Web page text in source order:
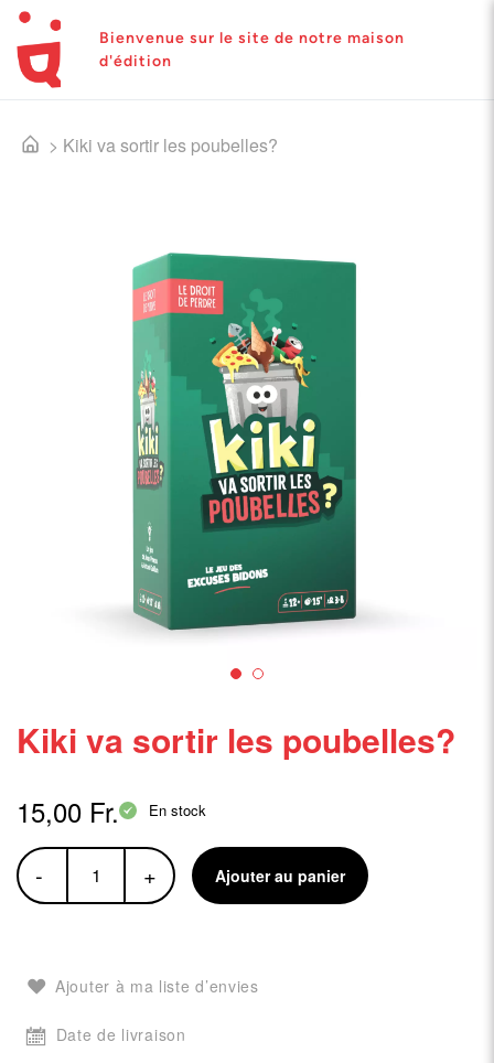
Bienvenue sur le site de notre maison
d'édition
> Kiki va sortir les poubelles?
Kiki va sortir les poubelles?
15,00 Fr. En stock
- + Ajouter au panier
Ajouter à ma liste d’envies
Date de livraison